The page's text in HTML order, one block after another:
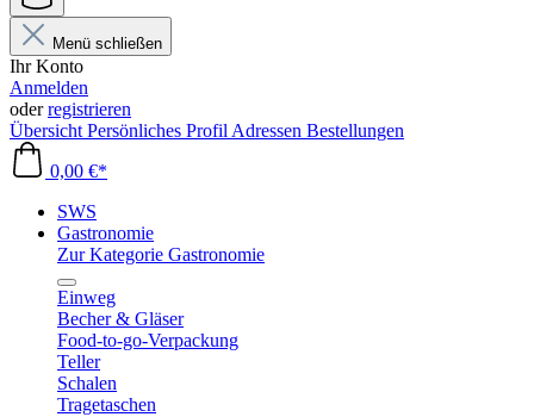
Menü schließen
Ihr Konto
Anmelden
oderregistrieren
Übersicht Persönliches Profil Adressen Bestellungen
0,00 €*
SWS
Gastronomie
Zur Kategorie Gastronomie
Einweg
Becher & Gläser
Food-to-go-Verpackung
Teller
Schalen
Tragetaschen